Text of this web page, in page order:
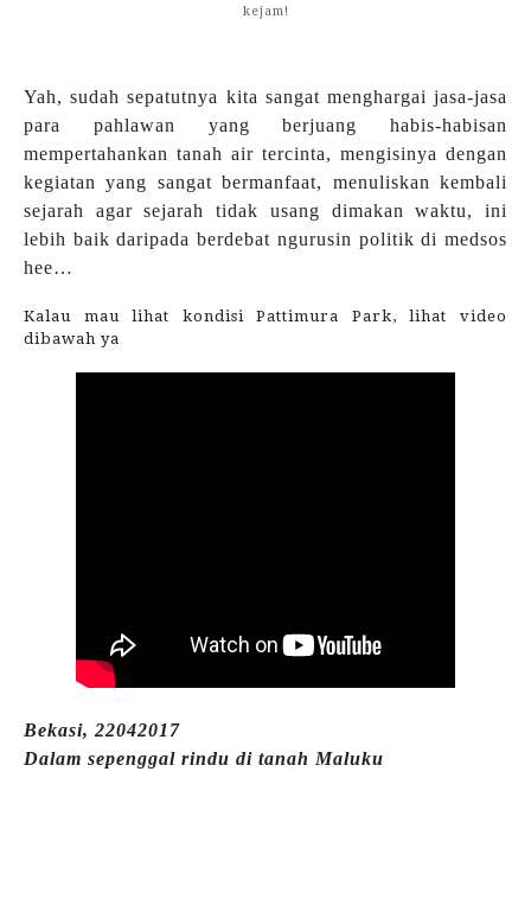
kejam!
Yah, sudah sepatutnya kita sangat menghargai jasa-jasa
para pahlawan yang berjuang habis-habisan
mempertahankan tanah air tercinta, mengisinya dengan
kegiatan yang sangat bermanfaat, menuliskan kembali
sejarah agar sejarah tidak usang dimakan waktu, ini
lebih baik daripada berdebat ngurusin politik di medsos
hee…
Kalau mau lihat kondisi Pattimura Park, lihat video
dibawah ya
Bekasi, 22042017
Dalam sepenggal rindu di tanah Maluku